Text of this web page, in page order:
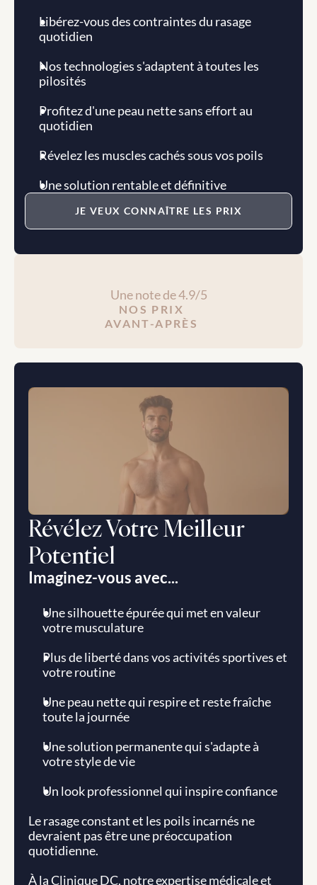
Libérez-vous des contraintes du rasage
quotidien
Nos technologies s'adaptent à toutes les
pilosités
Profitez d'une peau nette sans effort au
quotidien
Révelez les muscles cachés sous vos poils
Une solution rentable et définitive
JE VEUX CONNAÎTRE LES PRIX
Une note de 4.9/5
NOS PRIX
AVANT-APRÈS
Révélez Votre Meilleur
Potentiel
Imaginez-vous avec...
Une silhouette épurée qui met en valeur
votre musculature
Plus de liberté dans vos activités sportives et
votre routine
Une peau nette qui respire et reste fraîche
toute la journée
Une solution permanente qui s'adapte à
votre style de vie
Un look professionnel qui inspire confiance
Le rasage constant et les poils incarnés ne
devraient pas être une préoccupation
quotidienne.
À la Clinique DC, notre expertise médicale et